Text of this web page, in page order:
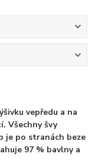
vepředu a na
Všechny švy
je po stranách beze
97 % bavlny a